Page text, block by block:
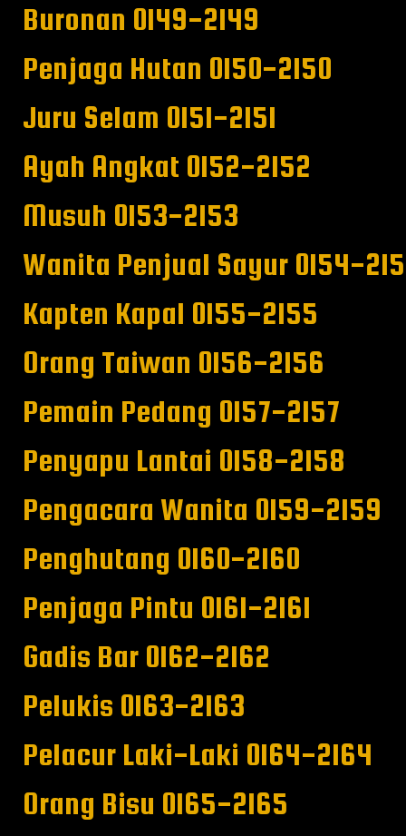
Buronan 0149-2149
Penjaga Hutan 0150-2150
Juru Selam 0151-2151
Ayah Angkat 0152-2152
Musuh 0153-2153
Wanita Penjual Sayur 0154-
Kapten Kapal 0155-2155
Orang Taiwan 0156-2156
Pemain Pedang 0157-2157
Penyapu Lantai 0158-2158
Pengacara Wanita 0159-2159
Penghutang 0160-2160
Penjaga Pintu 0161-2161
Gadis Bar 0162-2162
Pelukis 0163-2163
Pelacur Laki-Laki 0164-2164
Orang Bisu 0165-2165